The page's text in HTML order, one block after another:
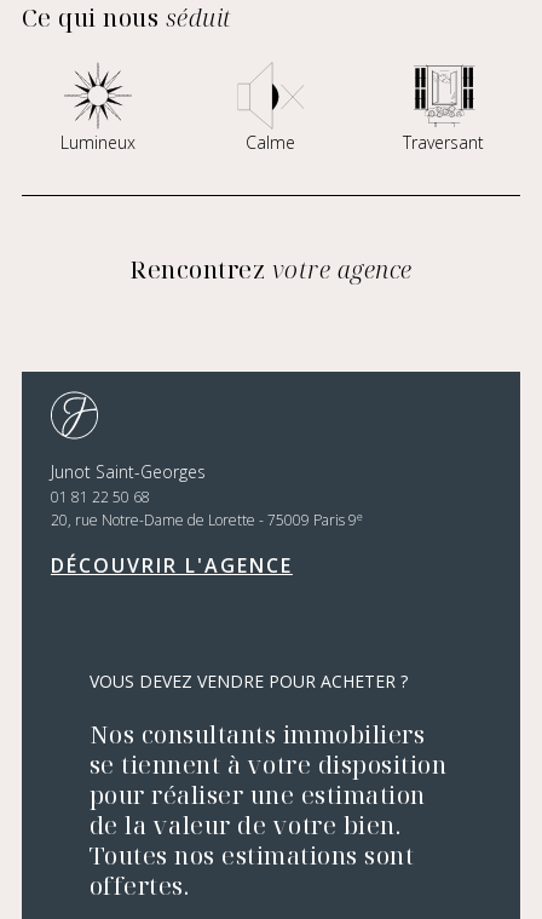
Ce qui nous séduit
Lumineux Calme Traversant
Rencontrez votre agence
Junot Saint-Georges
01 81 22 50 68
20, rue Notre-Dame de Lorette - 75009 Paris 9e
DÉCOUVRIR L'AGENCE
VOUS DEVEZ VENDRE POUR ACHETER ?
Nos consultants immobiliers
se tiennent à votre disposition
pour réaliser une estimation
de la valeur de votre bien.
Toutes nos estimations sont
offertes.